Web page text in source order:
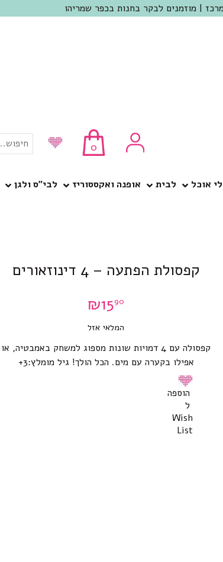
0 חיפוש...
אוכל לבית אופנה ואקססוריז
לבי”ס ולגן
קפסולת הפתעה – 4 דינוזאורים
₪1590
המלאי אזל
קפסולה עם 4 דמויות שונות מספוג למשחק באמבטיה, או
אפילו בקערה עם מים. הכל הולך! גיל מומלץ:3+
הוספה
ל
Wish
List